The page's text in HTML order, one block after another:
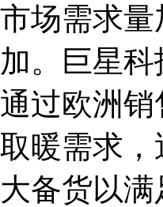
场需求
。巨星
过欧洲
暖需求
备货以